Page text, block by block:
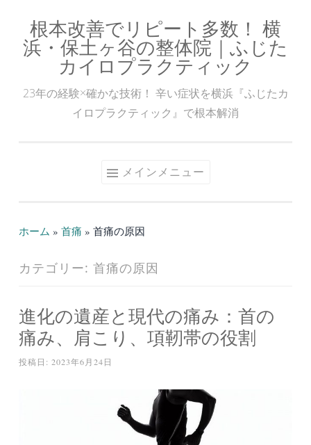
ン
根本改善でリピート多数！ 横
浜・保土ヶ谷の整体院｜ふじた
カイロプラクティック
23年の経験×確かな技術！ 辛い症状を横浜『ふじたカ
イロプラクティック』で根本解消
メインメニュー
ホーム » 首痛 » 首痛の原因
カテゴリー: 首痛の原因
進化の遺産と現代の痛み：首の
痛み、肩こり、項靭帯の役割
投稿日: 2023年6月24日